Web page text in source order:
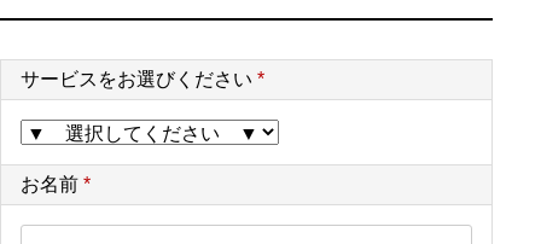
サービスをお選びください *
お名前 *